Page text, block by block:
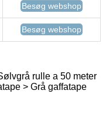
Besøg webshop
Besøg webshop
rulle a 50 meter
> Grå gaffatape